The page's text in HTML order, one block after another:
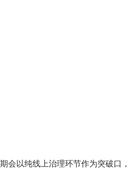
会以纯线上治理环节作为突破口，